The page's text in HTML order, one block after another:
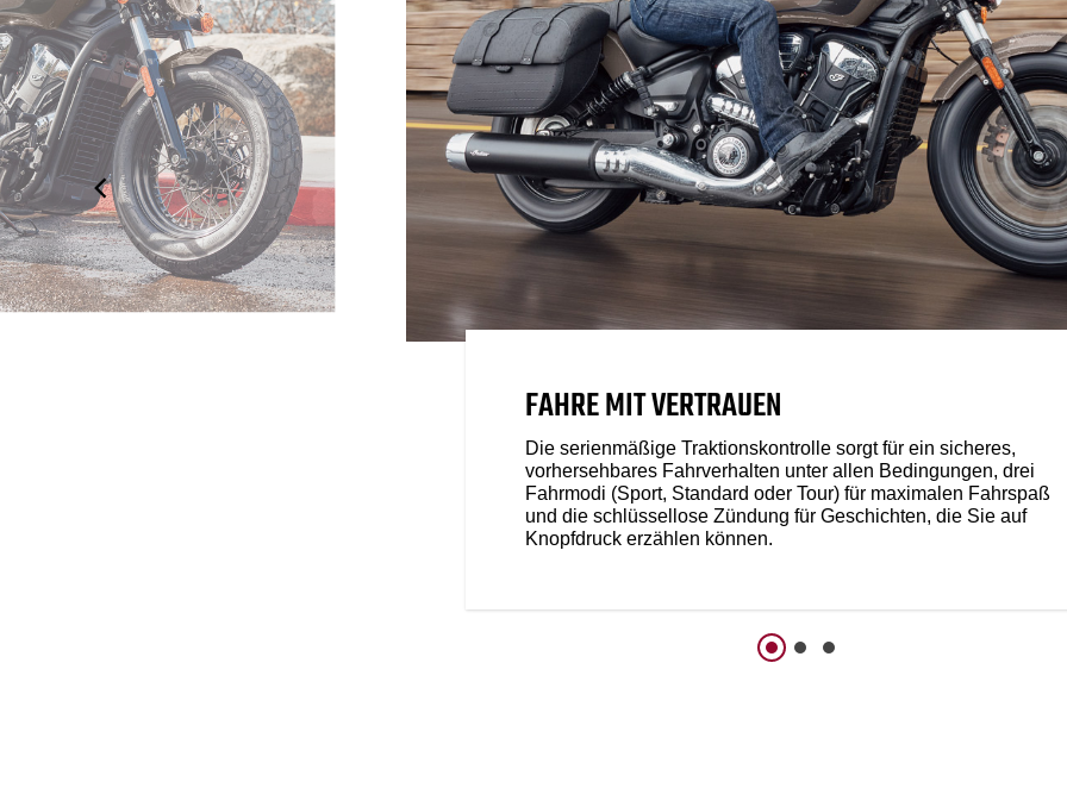
FAHRE MIT VERTRAUEN
Die serienmäßige Traktionskontrolle sorgt für ein sicheres,
vorhersehbares Fahrverhalten unter allen Bedingungen, drei
Fahrmodi (Sport, Standard oder Tour) für maximalen Fahrspaß
und die schlüssellose Zündung für Geschichten, die Sie auf
Knopfdruck erzählen können.